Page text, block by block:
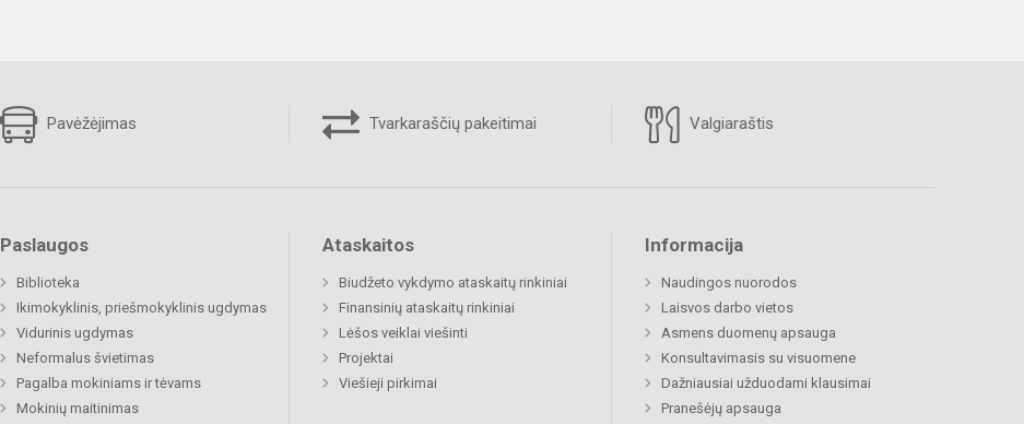
Pavėžėjimas Tvarkaraščių pakeitimai Valgiaraštis
Paslaugos
Biblioteka
Ikimokyklinis, priešmokyklinis ugdymas
Vidurinis ugdymas
Neformalus švietimas
Pagalba mokiniams ir tėvams
Mokinių maitinimas
Ataskaitos
Biudžeto vykdymo ataskaitų rinkiniai
Finansinių ataskaitų rinkiniai
Lėšos veiklai viešinti
Projektai
Viešieji pirkimai
Informacija
Naudingos nuorodos
Laisvos darbo vietos
Asmens duomenų apsauga
Konsultavimasis su visuomene
Dažniausiai užduodami klausimai
Pranešėjų apsauga